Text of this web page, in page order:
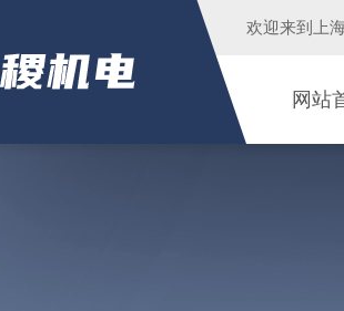
欢迎来到 上
网站